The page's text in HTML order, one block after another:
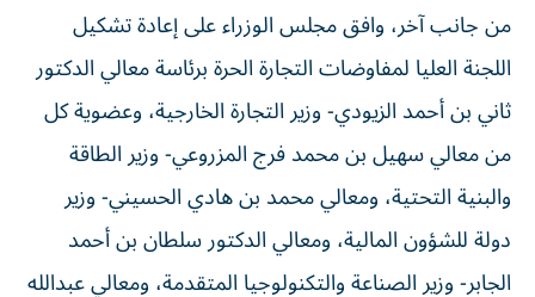
من جانب آخر، وافق مجلس الوزراء على إعادة تشكيل
اللجنة العليا لمفاوضات التجارة الحرة برئاسة معالي الدكتور
ثاني بن أحمد الزيودي- وزير التجارة الخارجية، وعضوية كل
من معالي سهيل بن محمد فرج المزروعي- وزير الطاقة
والبنية التحتية، ومعالي محمد بن هادي الحسيني- وزير
دولة للشؤون المالية، ومعالي الدكتور سلطان بن أحمد
الجابر- وزير الصناعة والتكنولوجيا المتقدمة، ومعالي عبدالله